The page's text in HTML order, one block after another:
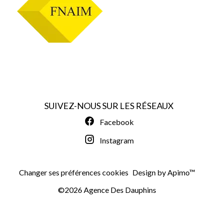
SUIVEZ-NOUS SUR LES RÉSEAUX
Facebook
Instagram
Changer ses préférences cookies Design byApimo™
©2026 Agence Des Dauphins